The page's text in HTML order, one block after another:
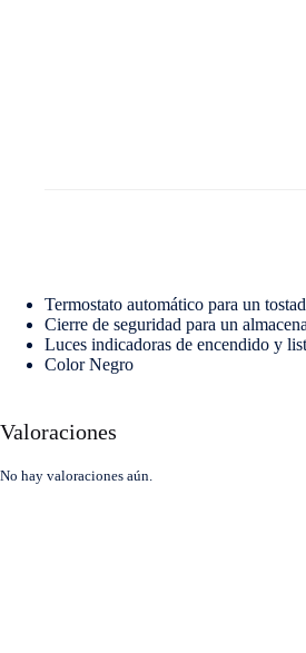
Termostato automático para un
Cierre de seguridad para un
Luces indicadoras de encendido y
Color Negro
Valoraciones
No hay valoraciones aún.